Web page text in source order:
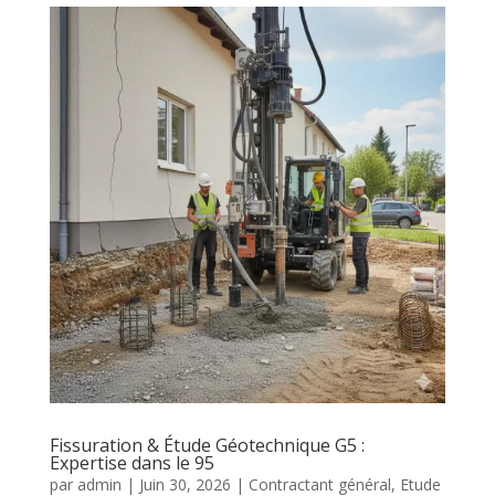
Fissuration & Étude Géotechnique G5 :
Expertise dans le 95
par admin | Juin 30, 2026 | Contractant général, Etude